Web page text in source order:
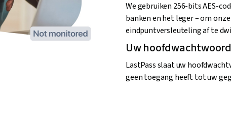
We gebruiken 256-bits AES-
banken en het leger – om
eindpuntversleuteling af te
Uw
LastPass slaat uw
geen toegang heeft tot uw